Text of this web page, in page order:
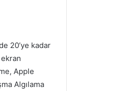
20’ye kadar
Apple
Algılama